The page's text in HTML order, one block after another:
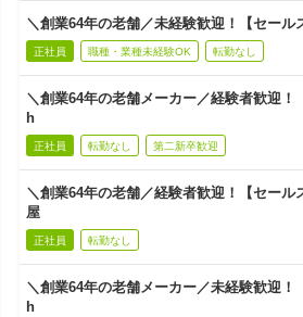
＼創業64年の老舗／未経験歓迎！【セール
正社員 職種・業種未経験OK 転勤なし
＼創業64年の老舗メーカー／経験者歓迎
h
正社員 転勤なし 第二新卒歓迎
＼創業64年の老舗／経験者歓迎！【セール
屋
正社員 転勤なし
＼創業64年の老舗メーカー／未経験歓迎
h